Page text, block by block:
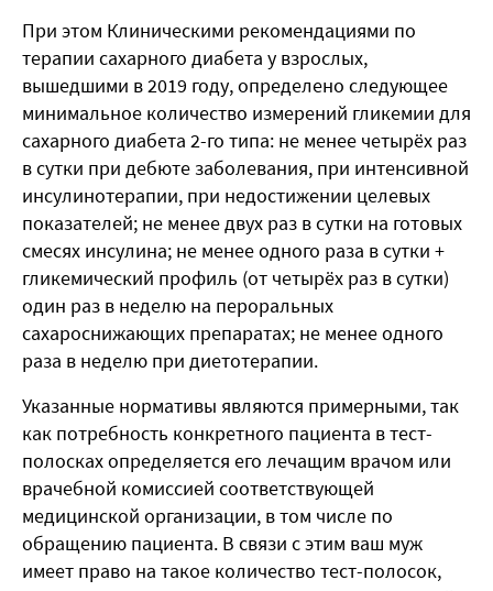
При этом Клиническими рекомендациями по
терапии сахарного диабета у взрослых,
вышедшими в 2019 году, определено следующее
минимальное количество измерений гликемии для
сахарного диабета 2-го типа: не менее четырёх раз
в сутки при дебюте заболевания, при интенсивной
инсулинотерапии, при недостижении целевых
показателей; не менее двух раз в сутки на готовых
смесях инсулина; не менее одного раза в сутки +
гликемический профиль (от четырёх раз в сутки)
один раз в неделю на пероральных
сахароснижающих препаратах; не менее одного
раза в неделю при диетотерапии.
Указанные нормативы являются примерными, так
как потребность конкретного пациента в тест-
полосках определяется его лечащим врачом или
врачебной комиссией соответствующей
медицинской организации, в том числе по
обращению пациента. В связи с этим ваш муж
имеет право на такое количество тест-полосок,